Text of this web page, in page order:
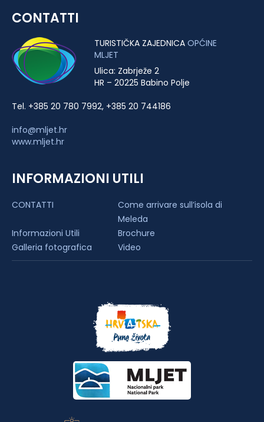
CONTATTI
TURISTIČKA ZAJEDNICA OPĆINE
MLJET
Ulica: Zabrježe 2
HR – 20225 Babino Polje
Tel. +385 20 780 7992, +385 20 744186
info@mljet.hr
www.mljet.hr
INFORMAZIONI UTILI
CONTATTI
Come arrivare sull’isola di
Meleda
Informazioni Utili
Brochure
Galleria fotografica
Video